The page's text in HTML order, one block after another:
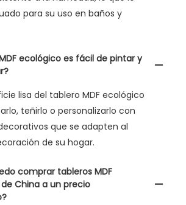
para su uso en baños y
ecológico es fácil de pintar y
lisa del tablero MDF ecológico
teñirlo o personalizarlo con
que se adapten al
de su hogar.
comprar tableros MDF
China a un precio